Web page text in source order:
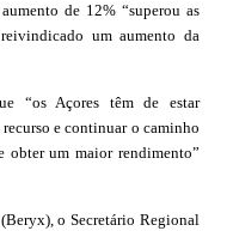
de 12% “superou as
um aumento da
“os Açores têm de estar
e continuar o caminho
obter um maior rendimento”
o Secretário Regional